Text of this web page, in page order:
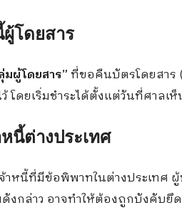
ผู้โดยสาร
มผู้โดยสาร”ที่ขอคืนบัตรโดยสาร
โดยเริ่มชำระได้ตั้งแต่วันที่ศาล
หนี้ต่างประเทศ
าหนี้ที่มีข้อพิพาทในต่างประเทศ
งกล่าว อาจทำให้ต้องถูกบังคับยึ